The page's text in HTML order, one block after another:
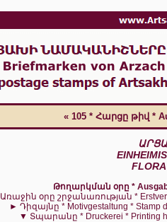
« 105 * Հարցը թիվ *
Թողարկման օրը *
Առաջին օրը շրջանառության *
► Դիզայնը * Motivgestaltung * Stamp
▼ Տպարանը * Druckerei * Printing